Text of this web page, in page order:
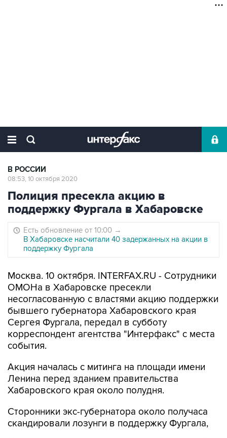
В РОССИИ
08:53, 10 октября 2020
Полиция пресекла акцию в
поддержку Фургала в Хабаровске
Есть обновление от 10:00 →
В Хабаровске насчитали 40 задержанных на акции в
поддержку Фургала
Москва. 10 октября. INTERFAX.RU - Сотрудники
ОМОНа в Хабаровске пресекли
несогласованную с властями акцию поддержки
бывшего губернатора Хабаровского края
Сергея Фургала, передал в субботу
корреспондент агентства "Интерфакс" с места
события.
Акция началась с митинга на площади имени
Ленина перед зданием правительства
Хабаровского края около полудня.
Сторонники экс-губернатора около получаса
скандировали лозунги в поддержку Фургала,